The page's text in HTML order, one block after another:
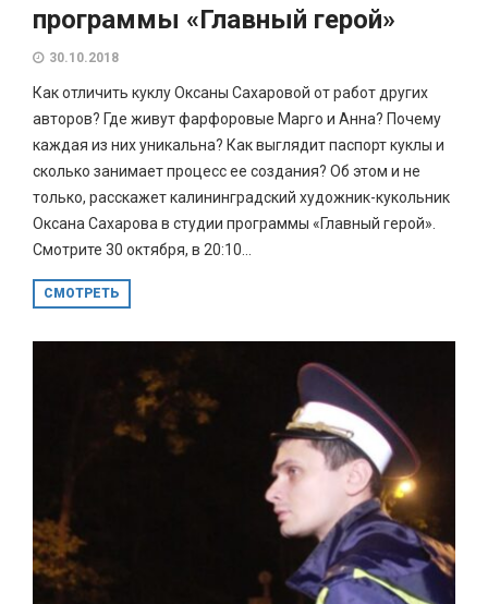
программы «Главный герой»
30.10.2018
Как отличить куклу Оксаны Сахаровой от работ других
авторов? Где живут фарфоровые Марго и Анна? Почему
каждая из них уникальна? Как выглядит паспорт куклы и
сколько занимает процесс ее создания? Об этом и не
только, расскажет калининградский художник-кукольник
Оксана Сахарова в студии программы «Главный герой».
Смотрите 30 октября, в 20:10...
СМОТРЕТЬ